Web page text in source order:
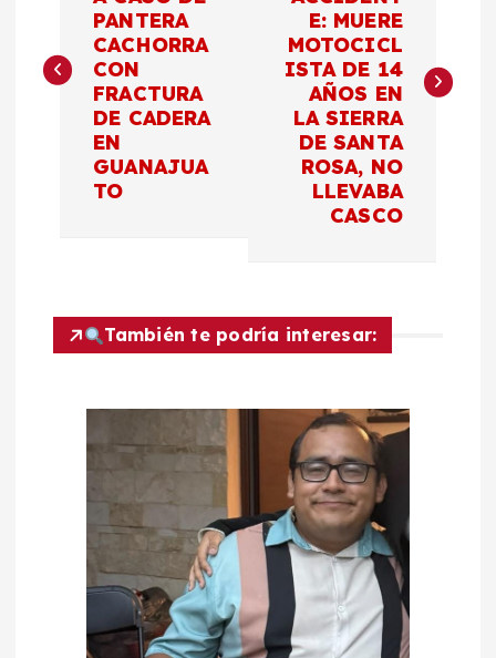
e
ó
PANTERA
CACHORRA
CON
FRACTURA
DE CADERA
EN
GUANAJUA
TO
E: MUERE
MOTOCICL
ISTA DE 14
AÑOS EN
LA SIERRA
DE SANTA
ROSA, NO
LLEVABA
CASCO
También te podría interesar: